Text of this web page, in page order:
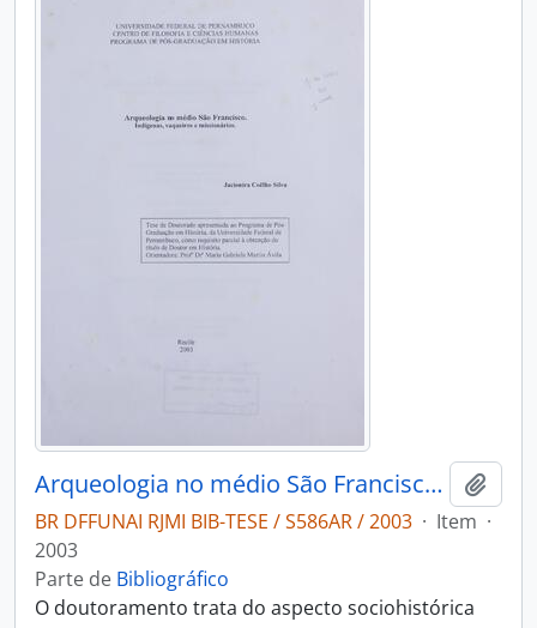
Arqueologia no médio São Francisco: indígenas vaqueiros e missionários
BR DFFUNAI RJMI BIB-TESE / S586AR / 2003 · Item ·
2003
Parte de Bibliográfico
O doutoramento trata do aspecto sociohistórica